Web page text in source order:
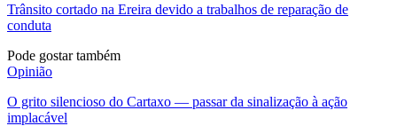
Trânsito cortado na Ereira devido a trabalhos de reparação de
conduta
Pode gostar também
Opinião
O grito silencioso do Cartaxo — passar da sinalização à ação
implacável